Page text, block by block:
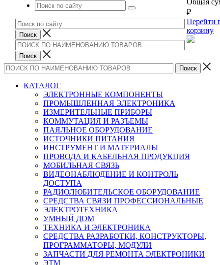
Общая
₽
Перейти
корзину
КАТАЛОГ
ЭЛЕКТРОННЫЕ КОМПОНЕНТЫ
ПРОМЫШЛЕННАЯ ЭЛЕКТРОНИКА
ИЗМЕРИТЕЛЬНЫЕ ПРИБОРЫ
КОММУТАЦИЯ И РАЗЪЕМЫ
ПАЯЛЬНОЕ ОБОРУДОВАНИЕ
ИСТОЧНИКИ ПИТАНИЯ
ИНСТРУМЕНТ И МАТЕРИАЛЫ
ПРОВОДА И КАБЕЛЬНАЯ ПРОДУКЦИЯ
МОБИЛЬНАЯ СВЯЗЬ
ВИДЕОНАБЛЮДЕНИЕ И КОНТРОЛЬ
ДОСТУПА
РАДИОЛЮБИТЕЛЬСКОЕ ОБОРУДОВАНИЕ
СРЕДСТВА СВЯЗИ ПРОФЕССИОНАЛЬНЫЕ
ЭЛЕКТРОТЕХНИКА
УМНЫЙ ДОМ
ТЕХНИКА И ЭЛЕКТРОНИКА
СРЕДСТВА РАЗРАБОТКИ, КОНСТРУКТОРЫ,
ПРОГРАММАТОРЫ, МОДУЛИ
ЗАПЧАСТИ ДЛЯ РЕМОНТА ЭЛЕКТРОНИКИ
ЭТМ